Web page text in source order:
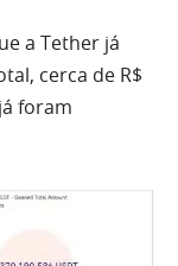
a Tether já
cerca de R$
foram